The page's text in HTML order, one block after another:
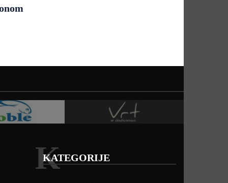
KATEGORIJE
K